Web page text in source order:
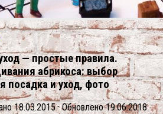
— простые правила.
абрикоса: выбор
посадка и уход, фото
18.03.2015· Обновлено19.06.2018